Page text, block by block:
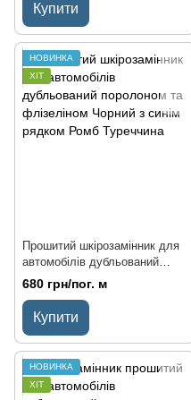
Купити
НОВИНКА
ХІТ
Прошитий шкірозамінник для
автомобілів дубльований
поролоном та флізеліном
Чорний з синім рядком Ромб
Туреччина
680 грн/пог. м
Купити
НОВИНКА
ХІТ